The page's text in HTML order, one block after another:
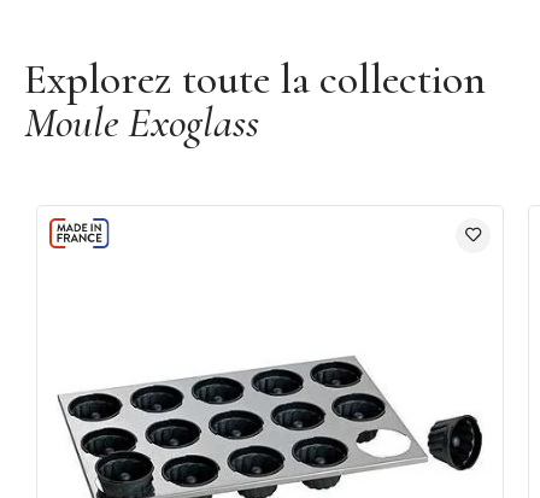
Explorez toute la collection
Moule Exoglass